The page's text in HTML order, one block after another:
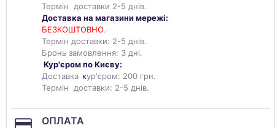
Термін доставки 2-5 днів.
Доставка на магазини мережі:
БЕЗКОШТОВНО.
Термін доставки: 2-5 днів.
Бронь замовлення: 3 дні.
Кур'єром по Києву:
Доставка кур'єром: 200 грн.
Термін доставки: 2-5 днів.
ОПЛАТА